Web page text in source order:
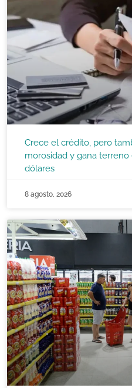
Crece el crédito, pero
morosidad y gana
dólares
8 agosto, 2026